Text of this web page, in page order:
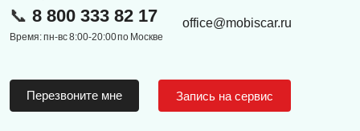
8 800 333 82 17
Время: пн-вс 8:00-20:00 по Москве
office@mobiscar.ru
Перезвоните мне Запись на сервис